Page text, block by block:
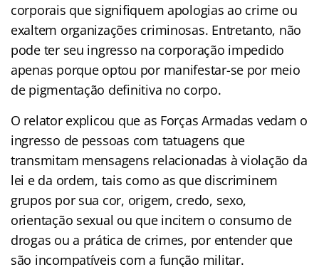
corporais que signifiquem apologias ao crime ou
exaltem organizações criminosas. Entretanto, não
pode ter seu ingresso na corporação impedido
apenas porque optou por manifestar-se por meio
de pigmentação definitiva no corpo.
O relator explicou que as Forças Armadas vedam o
ingresso de pessoas com tatuagens que
transmitam mensagens relacionadas à violação da
lei e da ordem, tais como as que discriminem
grupos por sua cor, origem, credo, sexo,
orientação sexual ou que incitem o consumo de
drogas ou a prática de crimes, por entender que
são incompatíveis com a função militar.